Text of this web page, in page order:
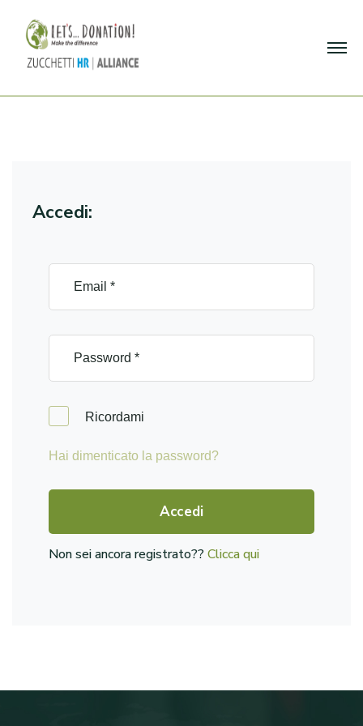
Accedi:
Ricordami
Hai dimenticato la password?
Accedi
Non sei ancora registrato??Clicca qui